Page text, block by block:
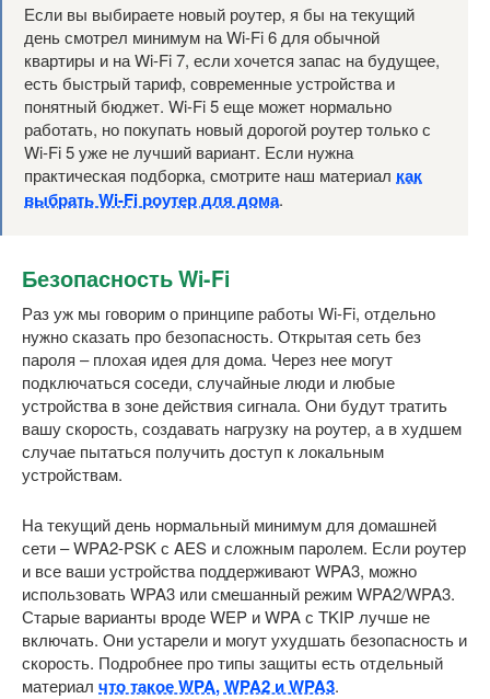
Если вы выбираете новый роутер, я бы на текущий
день смотрел минимум на Wi-Fi 6 для обычной
квартиры и на Wi-Fi 7, если хочется запас на будущее,
есть быстрый тариф, современные устройства и
понятный бюджет. Wi-Fi 5 еще может нормально
работать, но покупать новый дорогой роутер только с
Wi-Fi 5 уже не лучший вариант. Если нужна
практическая подборка, смотрите наш материал как
выбрать Wi-Fi роутер для дома.
Безопасность Wi-Fi
Раз уж мы говорим о принципе работы Wi-Fi, отдельно
нужно сказать про безопасность. Открытая сеть без
пароля – плохая идея для дома. Через нее могут
подключаться соседи, случайные люди и любые
устройства в зоне действия сигнала. Они будут тратить
вашу скорость, создавать нагрузку на роутер, а в худшем
случае пытаться получить доступ к локальным
устройствам.
На текущий день нормальный минимум для домашней
сети – WPA2-PSK с AES и сложным паролем. Если роутер
и все ваши устройства поддерживают WPA3, можно
использовать WPA3 или смешанный режим WPA2/WPA3.
Старые варианты вроде WEP и WPA с TKIP лучше не
включать. Они устарели и могут ухудшать безопасность и
скорость. Подробнее про типы защиты есть отдельный
материал что такое WPA, WPA2 и WPA3.